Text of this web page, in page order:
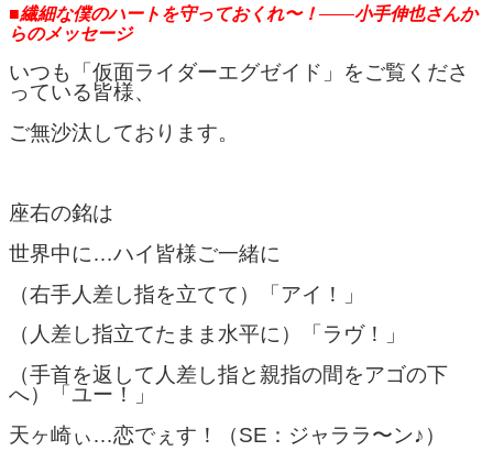
■繊細な僕のハートを守っておくれ〜！
小手伸也さんか
らのメッセージ
いつも「仮面ライダーエグゼイド」をご覧くださ
っている皆様、
ご無沙汰しております。
座右の銘は
世界中に…ハイ皆様ご一緒に
（右手人差し指を立てて）「アイ！」
（人差し指立てたまま水平に）「ラヴ！」
（手首を返して人差し指と親指の間をアゴの下
へ）「ユー！」
天ヶ崎ぃ…恋でぇす！（SE：ジャララ〜ン♪）